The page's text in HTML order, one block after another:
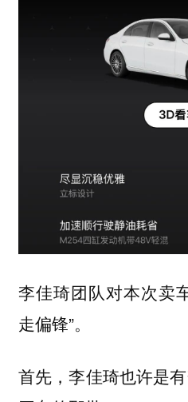
李佳琦团队对本次卖
走偏锋”。
首先，李佳琦也许是